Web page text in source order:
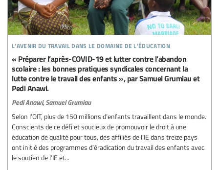
l’avenir du travail dans le domaine de l’éducation
« Préparer l’après-COVID-19 et lutter contre l’abandon
scolaire : les bonnes pratiques syndicales concernant la
lutte contre le travail des enfants », par Samuel Grumiau et
Pedi Anawi.
Pedi Anawi, Samuel Grumiau
Selon l’OIT, plus de 150 millions d’enfants travaillent dans le monde.
Conscients de ce défi et soucieux de promouvoir le droit à une
éducation de qualité pour tous, des affiliés de l’IE dans treize pays
ont initié des programmes d’éradication du travail des enfants avec
le soutien de l’IE et...